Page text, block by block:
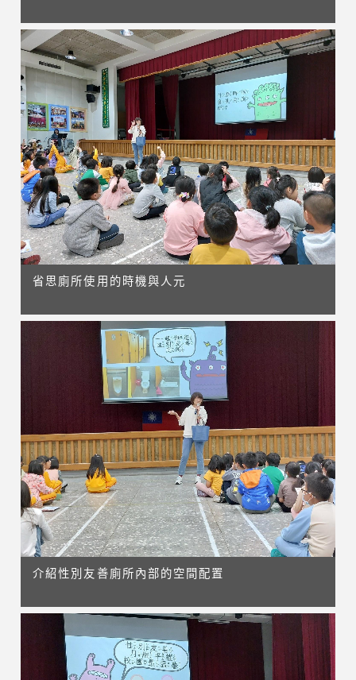
省思廁所使用的時機與人元
介紹性別友善廁所內部的空間配置